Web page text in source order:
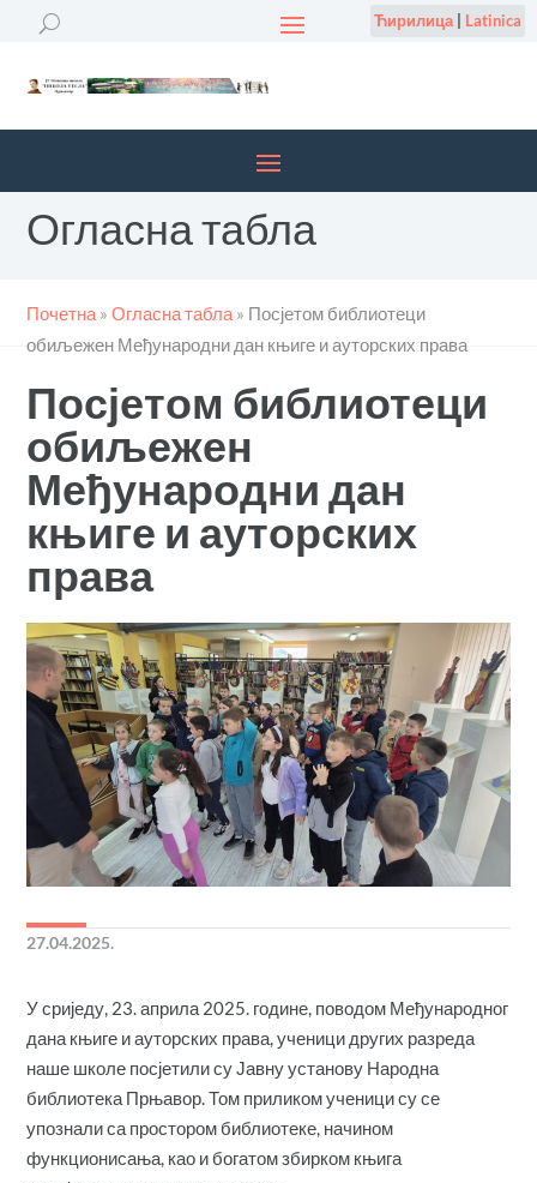
Ћирилица| Latinica
Огласна табла
Почетна »Огласна табла » Посјетом библиотеци
обиљежен Међународни дан књиге и ауторских права
Посјетом библиотеци
обиљежен
Међународни дан
књиге и ауторских
права
27.04.2025.
У сриједу, 23. априла 2025. године, поводом Међународног
дана књиге и ауторских права, ученици других разреда
наше школе посјетили су Јавну установу Народна
библиотека Прњавор. Том приликом ученици су се
упознали са простором библиотеке, начином
функционисања, као и богатом збирком књига